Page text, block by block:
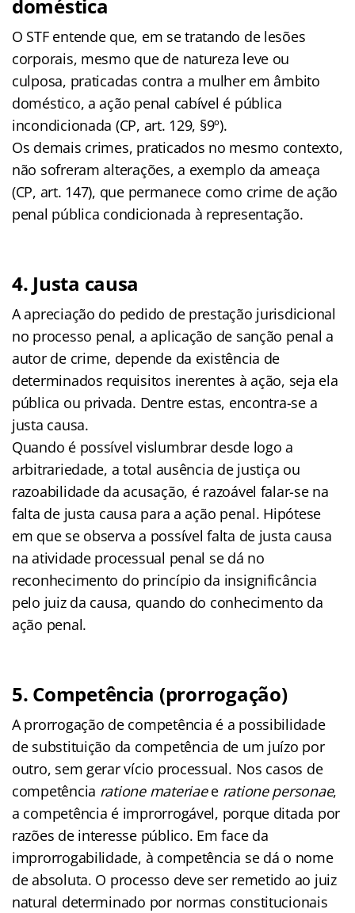
doméstica
O STF entende que, em se tratando de lesões
corporais, mesmo que de natureza leve ou
culposa, praticadas contra a mulher em âmbito
doméstico, a ação penal cabível é pública
incondicionada (CP, art. 129, §9º).
Os demais crimes, praticados no mesmo contexto,
não sofreram alterações, a exemplo da ameaça
(CP, art. 147), que permanece como crime de ação
penal pública condicionada à representação.
4. Justa causa
A apreciação do pedido de prestação jurisdicional
no processo penal, a aplicação de sanção penal a
autor de crime, depende da existência de
determinados requisitos inerentes à ação, seja ela
pública ou privada. Dentre estas, encontra-se a
justa causa.
Quando é possível vislumbrar desde logo a
arbitrariedade, a total ausência de justiça ou
razoabilidade da acusação, é razoável falar-se na
falta de justa causa para a ação penal. Hipótese
em que se observa a possível falta de justa causa
na atividade processual penal se dá no
reconhecimento do princípio da insignificância
pelo juiz da causa, quando do conhecimento da
ação penal.
5. Competência (prorrogação)
A prorrogação de competência é a possibilidade
de substituição da competência de um juízo por
outro, sem gerar vício processual. Nos casos de
competência ratione materiaee ratione personae,
a competência é improrrogável, porque ditada por
razões de interesse público. Em face da
improrrogabilidade, à competência se dá o nome
de absoluta. O processo deve ser remetido ao juiz
natural determinado por normas constitucionais